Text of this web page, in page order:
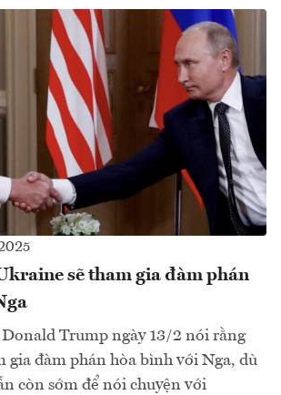
sẽ tham gia đàm phán
Trump ngày 13/2 nói rằng
gia đàm phán hòa bình với Nga, dù
còn sớm để nói chuyện với